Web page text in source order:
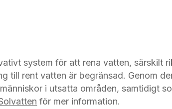
system för att rena vatten, särskilt
till rent vatten är begränsad. Genom
i utsatta områden, samtidigt
för mer information.